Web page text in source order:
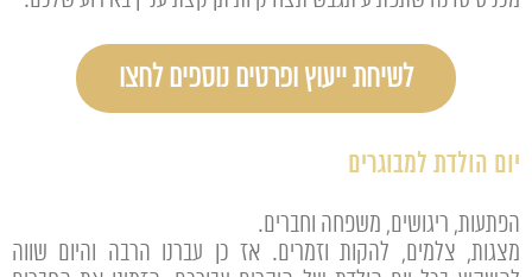
לשיחת ייעוץ ופרטים נוספים לחצו
יום הולדת למבוגרים
הפתעות, ריגושים, משפחה וחברים.
מצגות, צלמים, להקות וזמרים. אז כן עברנו הרבה והיום שווה